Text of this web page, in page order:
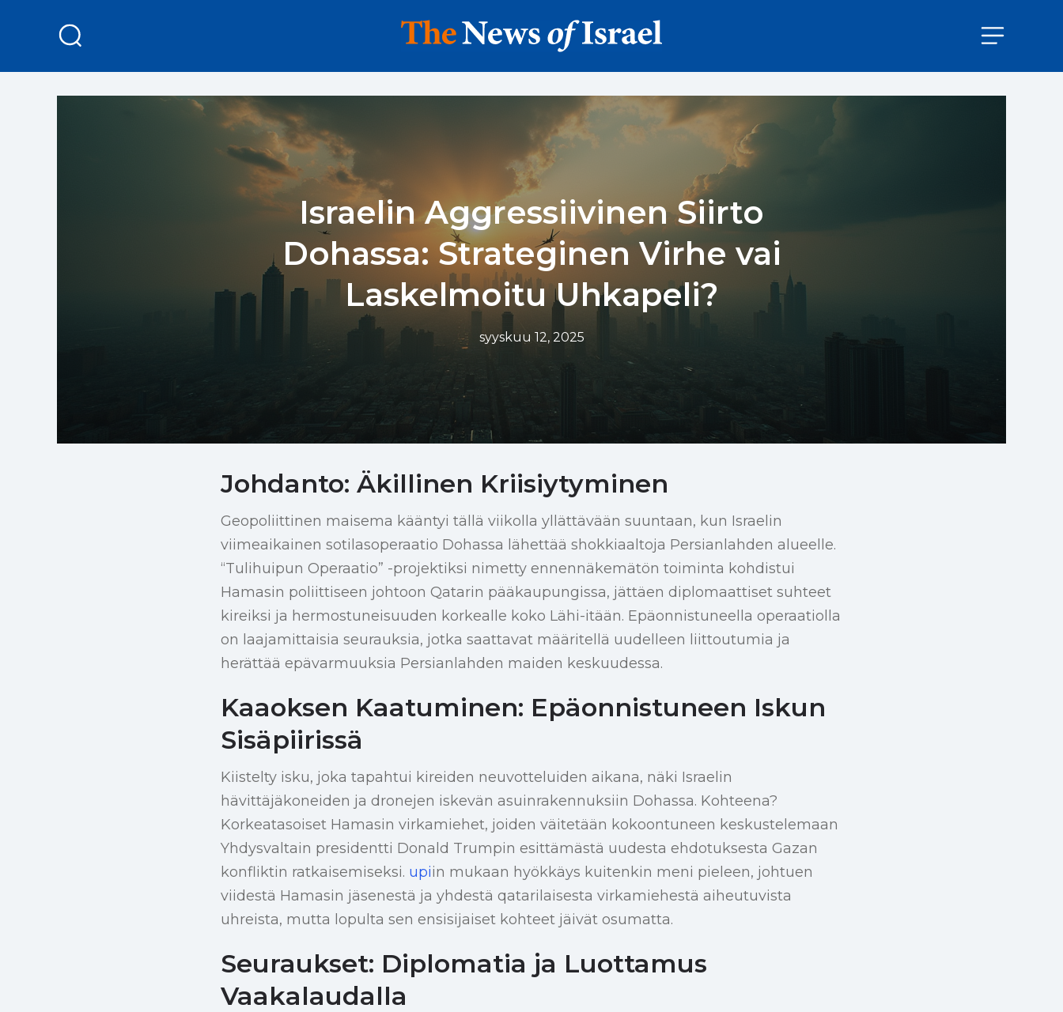
Israelin Aggressiivinen Siirto
Dohassa: Strateginen Virhe vai
Laskelmoitu Uhkapeli?
syyskuu 12, 2025
Johdanto: Äkillinen Kriisiytyminen
Geopoliittinen maisema kääntyi tällä viikolla yllättävään suuntaan, kun Israelin
viimeaikainen sotilasoperaatio Dohassa lähettää shokkiaaltoja Persianlahden alueelle.
“Tulihuipun Operaatio” -projektiksi nimetty ennennäkemätön toiminta kohdistui
Hamasin poliittiseen johtoon Qatarin pääkaupungissa, jättäen diplomaattiset suhteet
kireiksi ja hermostuneisuuden korkealle koko Lähi-itään. Epäonnistuneella operaatiolla
on laajamittaisia seurauksia, jotka saattavat määritellä uudelleen liittoutumia ja
herättää epävarmuuksia Persianlahden maiden keskuudessa.
Kaaoksen Kaatuminen: Epäonnistuneen Iskun
Sisäpiirissä
Kiistelty isku, joka tapahtui kireiden neuvotteluiden aikana, näki Israelin
hävittäjäkoneiden ja dronejen iskevän asuinrakennuksiin Dohassa. Kohteena?
Korkeatasoiset Hamasin virkamiehet, joiden väitetään kokoontuneen keskustelemaan
Yhdysvaltain presidentti Donald Trumpin esittämästä uudesta ehdotuksesta Gazan
konfliktin ratkaisemiseksi. upiin mukaan hyökkäys kuitenkin meni pieleen, johtuen
viidestä Hamasin jäsenestä ja yhdestä qatarilaisesta virkamiehestä aiheutuvista
uhreista, mutta lopulta sen ensisijaiset kohteet jäivät osumatta.
Seuraukset: Diplomatia ja Luottamus
Vaakalaudalla